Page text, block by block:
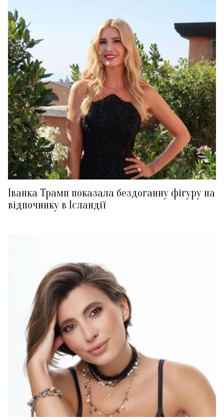
Іванка Трамп показала бездоганну фігуру на
відпочинку в Ісландії